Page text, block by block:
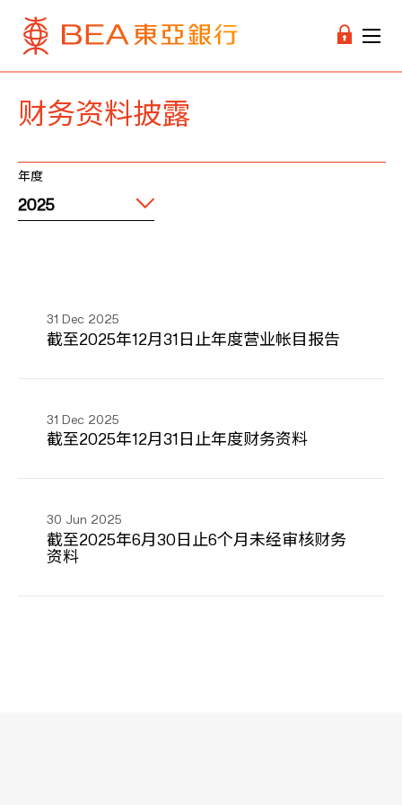
财务资料披露
年度
2025
31 Dec 2025
截至2025年12月31日止年度营业帐目报告
31 Dec 2025
截至2025年12月31日止年度财务资料
30 Jun 2025
截至2025年6月30日止6个月未经审核财务
资料